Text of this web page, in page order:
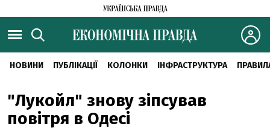
НОВИНИ ПУБЛІКАЦІЇ КОЛОНКИ ІНФРАСТРУКТУРА
"Лукойл" знову зіпсував
повітря в Одесі